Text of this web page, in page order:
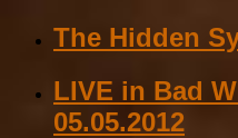
The Hidden
LIVE in Bad
05.05.2012